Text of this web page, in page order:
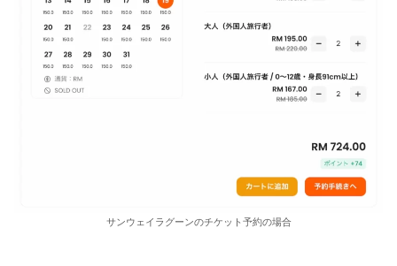
サンウェイラグーンのチケット予約の場合